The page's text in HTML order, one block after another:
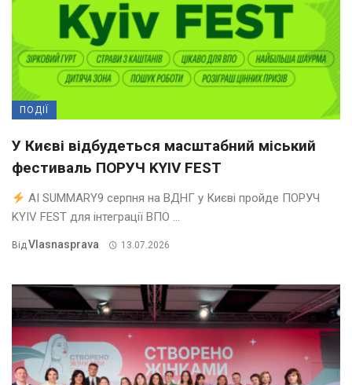
ПОДІЇ
У Києві відбудеться масштабний міський
фестиваль ПОРУЧ KYIV FEST
AI SUMMARY9 серпня на ВДНГ у Києві пройде ПОРУЧ
KYIV FEST для інтеграції ВПО ...
ВідVlasnasprava 13.07.2026